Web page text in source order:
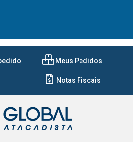
Meus Pedidos
Notas Fiscais